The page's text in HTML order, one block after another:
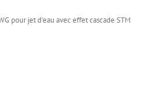
pour jet d’eau avec effet cascade STM